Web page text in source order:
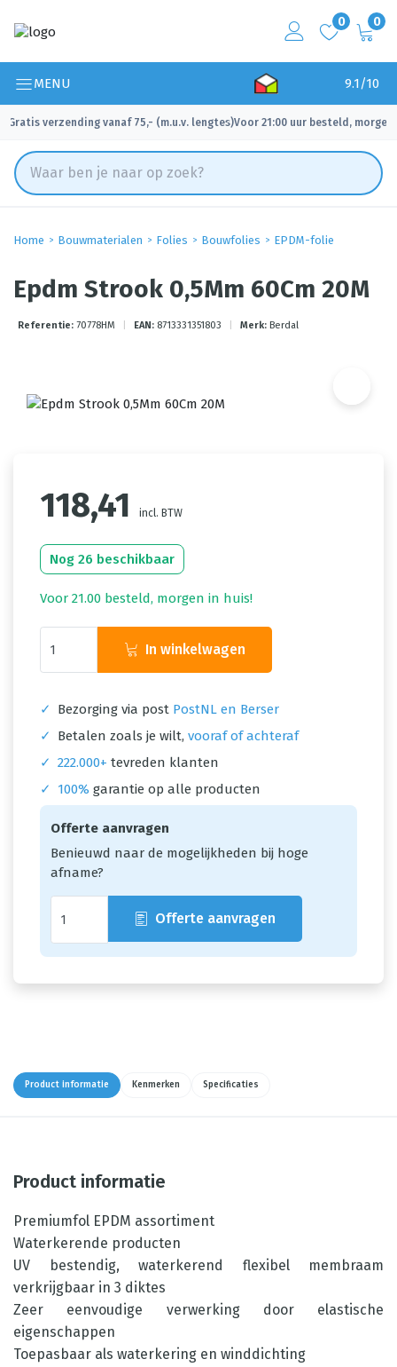
0 0
MENU 9.1/10
Gratis verzending vanaf 75,- (m.u.v. lengtes)
✓ Voor 21:00 uur besteld, morgen
Home Bouwmaterialen Folies Bouwfolies EPDM-folie
Epdm Strook 0,5Mm 60Cm 20M
Referentie: 70778HM EAN: 8713331351803 Merk: Berdal
118,41 incl. BTW
Nog 26 beschikbaar
Voor 21.00 besteld, morgen in huis!
In winkelwagen
✓ Bezorging via post PostNL en Berser
✓
Betalen zoals je wilt, vooraf of achteraf
✓ 222.000+ tevreden klanten
✓
100% garantie op alle producten
Offerte aanvragen
Benieuwd naar de mogelijkheden bij hoge
afname?
Offerte aanvragen
Product informatie Kenmerken Specificaties
Product informatie
Premiumfol EPDM assortiment
Waterkerende producten
UV bestendig, waterkerend flexibel membraam
verkrijgbaar in 3 diktes
Zeer eenvoudige verwerking door elastische
eigenschappen
Toepasbaar als waterkering en winddichting